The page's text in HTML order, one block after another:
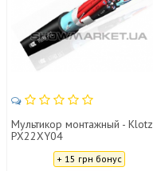
Мультикор монтажный - Klotz
PX22XY04
+ 15 грн бонус